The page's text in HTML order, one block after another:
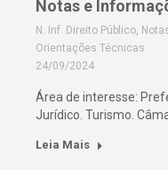
Notas e
N. Inf. Direito Público,
Orientações Técnicas
24/09/2024
Área de interesse:
Jurídico. Turismo.
Leia Mais